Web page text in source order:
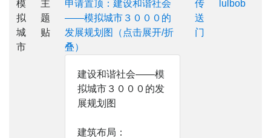
模
拟
城
市
主
题
贴
申请置顶：建设和谐社会
——模拟城市３０００的
发展规划图（点击展开/折
叠）
建设和谐社会——模
拟城市３０００的发
展规划图
建筑布局：
传
送
门
lulbob